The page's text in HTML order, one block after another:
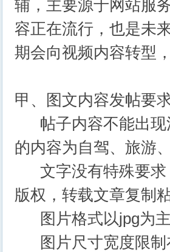
辅，主要源于网站服
容正在流行，也是未
期会向视频内容转型
甲、图文内容发帖要
帖子内容不能出现
的内容为自驾、旅游
文字没有特殊要求
版权，转载文章复制
图片格式以jpg为主
图片尺寸宽度限制